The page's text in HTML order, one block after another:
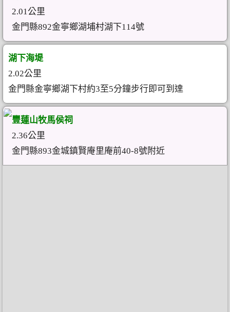
2.01公里
金門縣892金寧鄉湖埔村湖下114號
湖下海堤
2.02公里
金門縣金寧鄉湖下村約3至5分鐘步行即可到達
豐蓮山牧馬侯祠
2.36公里
金門縣893金城鎮賢庵里庵前40-8號附近